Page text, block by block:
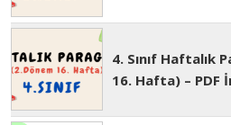
4. Sınıf Haftalık
16. Hafta) – PDF